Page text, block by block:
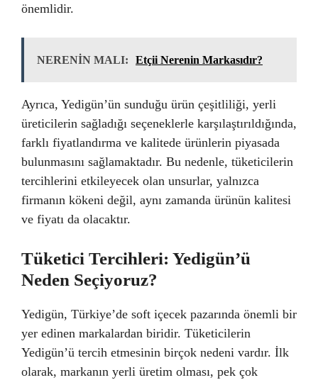
önemlidir.
NERENİN MALI: Etçii Nerenin Markasıdır?
Ayrıca, Yedigün’ün sunduğu ürün çeşitliliği, yerli
üreticilerin sağladığı seçeneklerle karşılaştırıldığında,
farklı fiyatlandırma ve kalitede ürünlerin piyasada
bulunmasını sağlamaktadır. Bu nedenle, tüketicilerin
tercihlerini etkileyecek olan unsurlar, yalnızca
firmanın kökeni değil, aynı zamanda ürünün kalitesi
ve fiyatı da olacaktır.
Tüketici Tercihleri: Yedigün’ü
Neden Seçiyoruz?
Yedigün, Türkiye’de soft içecek pazarında önemli bir
yer edinen markalardan biridir. Tüketicilerin
Yedigün’ü tercih etmesinin birçok nedeni vardır. İlk
olarak, markanın yerli üretim olması, pek çok